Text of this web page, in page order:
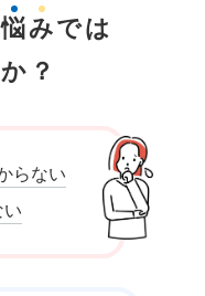
悩みでは
？
らない
い